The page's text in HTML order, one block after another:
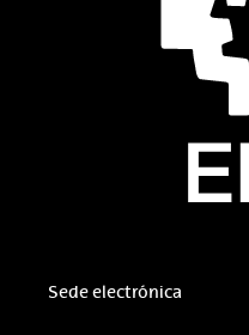
Sede electrónica